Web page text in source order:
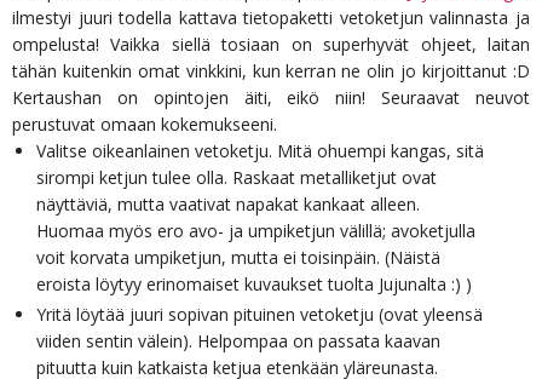
ilmestyi juuri todella kattava tietopaketti vetoketjun valinnasta ja
ompelusta! Vaikka siellä tosiaan on superhyvät ohjeet, laitan
tähän kuitenkin omat vinkkini, kun kerran ne olin jo kirjoittanut :D
Kertaushan on opintojen äiti, eikö niin! Seuraavat neuvot
perustuvat omaan kokemukseeni.
Valitse oikeanlainen vetoketju. Mitä ohuempi kangas, sitä
sirompi ketjun tulee olla. Raskaat metalliketjut ovat
näyttäviä, mutta vaativat napakat kankaat alleen.
Huomaa myös ero avo- ja umpiketjun välillä; avoketjulla
voit korvata umpiketjun, mutta ei toisinpäin. (Näistä
eroista löytyy erinomaiset kuvaukset tuolta Jujunalta :) )
Yritä löytää juuri sopivan pituinen vetoketju (ovat yleensä
viiden sentin välein). Helpompaa on passata kaavan
pituutta kuin katkaista ketjua etenkään yläreunasta.